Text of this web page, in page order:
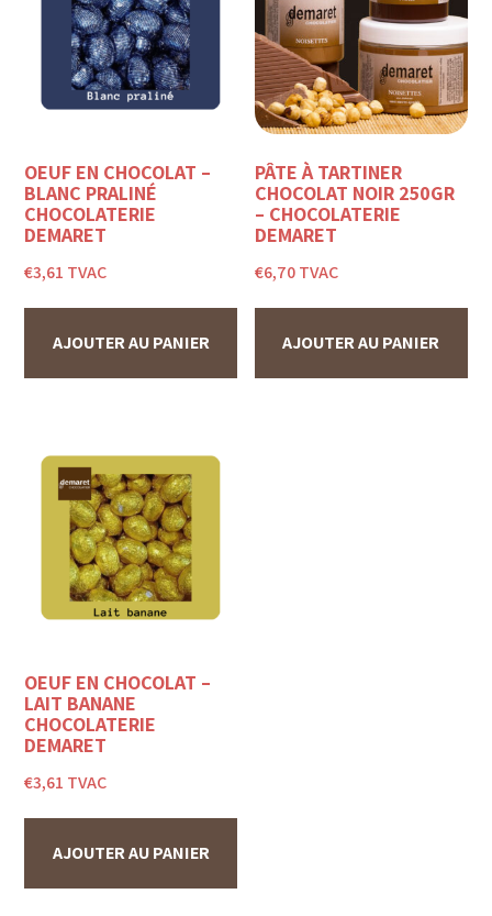
OEUF EN CHOCOLAT –
BLANC PRALINÉ
CHOCOLATERIE
DEMARET
€3,61 TVAC
AJOUTER AU PANIER
PÂTE À TARTINER
CHOCOLAT NOIR 250GR
– CHOCOLATERIE
DEMARET
€6,70TVAC
AJOUTER AU PANIER
OEUF EN CHOCOLAT –
LAIT BANANE
CHOCOLATERIE
DEMARET
€3,61 TVAC
AJOUTER AU PANIER